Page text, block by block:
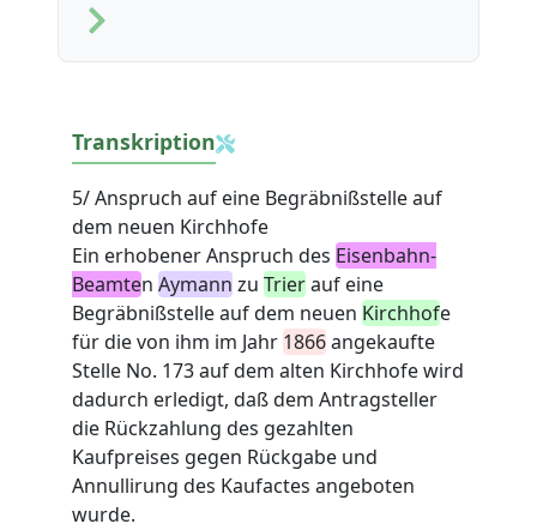
Transkription
5/ Anspruch auf eine Begräbnißstelle auf
dem neuen Kirchhofe
Ein erhobener Anspruch des Eisenbahn-
BeamtenAymann zuTrierauf eine
Begräbnißstelle auf dem neuen Kirchhofe
für die von ihm im Jahr 1866angekaufte
Stelle No. 173 auf dem alten Kirchhofe wird
dadurch erledigt, daß dem Antragsteller
die Rückzahlung des gezahlten
Kaufpreises gegen Rückgabe und
Annullirung des Kaufactes angeboten
wurde.